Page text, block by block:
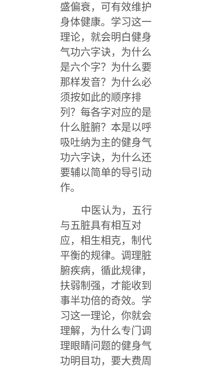
盛偏衰，可有效维护
身体健康。学习这一
理论，就会明白健身
气功六字诀，为什么
是六个字？为什么要
那样发音？为什么必
须按如此的顺序排
列？每各字对应的是
什么脏腑？本是以呼
吸吐纳为主的健身气
功六字诀，为什么还
要辅以简单的导引动
作。
中医认为，五行
与五脏具有相互对
应，相生相克，制代
平衡的规律。调理脏
腑疾病，循此规律，
扶弱制强，才能收到
事半功倍的奇效。学
习这一理论，你就会
理解，为什么专门调
理眼睛问题的健身气
功明目功，要大费周